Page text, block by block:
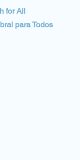
for All
para Todos